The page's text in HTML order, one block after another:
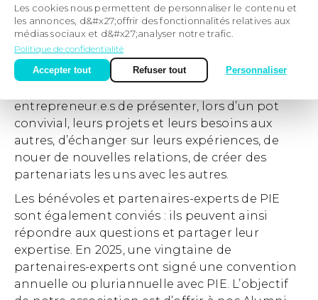
Mais le lancement d’une activité est une étape
importante dans la vie d’un.e entrepreneur.e.
Nous souhaitions donc lui donner plus
d’ampleur qu’une simple réunion
d’information. Aussi celle-ci est-elle suivie
entrepreneur.e.s de présenter, lors d’un pot
convivial, leurs projets et leurs besoins aux
autres, d’échanger sur leurs expériences, de
nouer de nouvelles relations, de créer des
partenariats les uns avec les autres.
Les bénévoles et partenaires-experts de PIE
sont également conviés : ils peuvent ainsi
répondre aux questions et partager leur
expertise. En 2025, une vingtaine de
partenaires-experts ont signé une convention
annuelle ou pluriannuelle avec PIE. L’objectif
Les cookies nous permettent de personnaliser le contenu et
les annonces, d&#x27;offrir des fonctionnalités relatives aux
médias sociaux et d&#x27;analyser notre trafic.
Politique de confidentialité
Accepter tout
Refuser tout Personnaliser